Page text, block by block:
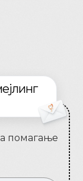
помагање